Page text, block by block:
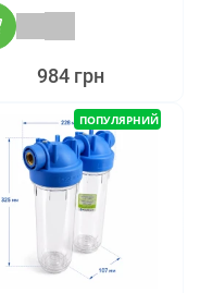
984 грн
ПОПУЛЯРНИЙ